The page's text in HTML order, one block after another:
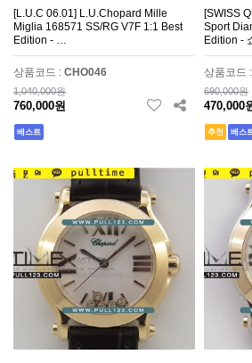
[L.U.C 06.01] L.U.Chopard Mille
Miglia 168571 SS/RG V7F 1:1 Best
Edition - …
상품코드 : CHO046
1,040,000원
760,000원
베스트
[SWISS
Sport
Edition -
상품코드 :
690,000원
470,000
추천 베스